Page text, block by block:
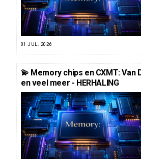
01 JUL. 2026
💫 Memory chips en CXMT: Van
en veel meer - HERHALING